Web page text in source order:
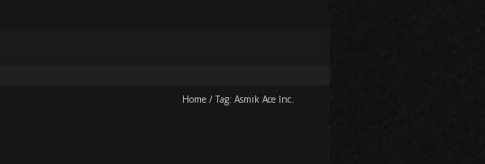
Home / Tag: Asmik Ace Inc.